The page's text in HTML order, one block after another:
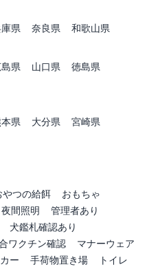
県 奈良県
和歌山県
県 山口県
徳島県
県 大分県
宮崎県
やつの給餌
おもちゃ
夜間照明
管理者あり
犬鑑札確認あり
ワクチン確認
マナーウェア
ー 手荷物置き場
トイレ